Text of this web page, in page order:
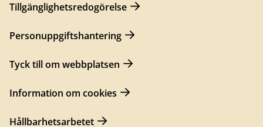
Tillgänglighetsredogörelse
Personuppgiftshantering
Tyck till om webbplatsen
Information om cookies
Hållbarhetsarbetet